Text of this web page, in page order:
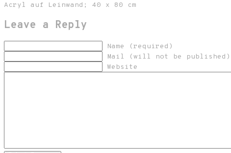
Acryl auf Leinwand; 40 x 80 cm
Leave a Reply
Name (required)
Mail (will not be
Website